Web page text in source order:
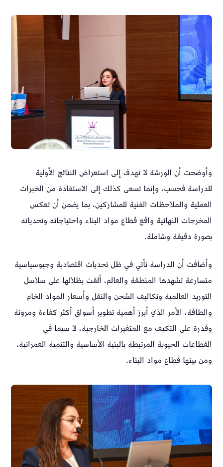
وأوضحت أن الورشة لا تهدف إلى استعراض النتائج الأولية
للدراسة فحسب، وإنما تسعى كذلك إلى الاستفادة من الخبرات
العملية والملاحظات الفنية للمشاركين، بما يضمن أن تعكس
المخرجات النهائية واقع قطاع مواد البناء واحتياجاته وتحدياته
بصورة دقيقة وشاملة.
وأضافت أن الدراسة تأتي في ظل تحديات اقتصادية وجيوسياسية
متسارعة تشهدها المنطقة والعالم، ألقت بظلالها على سلاسل
التوريد العالمية وتكاليف الشحن والنقل وأسعار المواد الخام
والطاقة، الأمر الذي أبرز أهمية تطوير أسواق أكثر كفاءة ومرونة
وقدرة على التكيف مع المتغيرات الخارجية، لا سيما في
القطاعات الحيوية المرتبطة بالبنية الأساسية والتنمية العمرانية،
ومن بينها قطاع مواد البناء.